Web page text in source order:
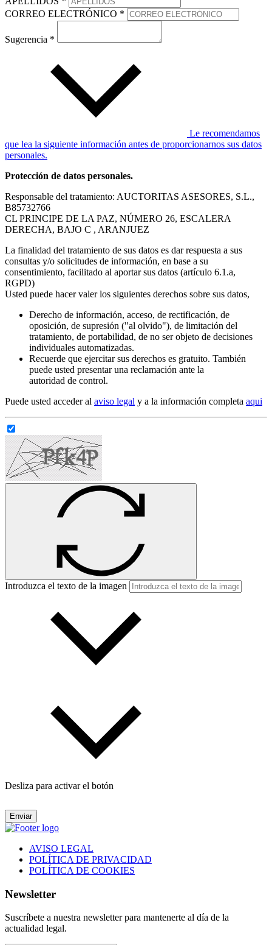
CORREO ELECTRÓNICO *
Sugerencia *
Le recomendamos
que lea la siguiente información antes de proporcionarnos sus datos
personales.
Protección de datos personales.
Responsable del tratamiento: AUCTORITAS ASESORES, S.L.,
B85732766
CL PRINCIPE DE LA PAZ, NÚMERO 26, ESCALERA
DERECHA, BAJO C , ARANJUEZ
La finalidad del tratamiento de sus datos es dar respuesta a sus
consultas y/o solicitudes de información, en base a su
consentimiento, facilitado al aportar sus datos (artículo 6.1.a,
RGPD)
Usted puede hacer valer los siguientes derechos sobre sus datos,
Derecho de información, acceso, de rectificación, de
oposición, de supresión ("al olvido"), de limitación del
tratamiento, de portabilidad, de no ser objeto de decisiones
individuales automatizadas.
Recuerde que ejercitar sus derechos es gratuito. También
puede usted presentar una reclamación ante la
autoridad de control.
Puede usted acceder al aviso legal y a la información completa aqui
Introduzca el texto de la imagen
Desliza para activar el botón
Enviar
AVISO LEGAL
POLÍTICA DE PRIVACIDAD
POLÍTICA DE COOKIES
Newsletter
Suscríbete a nuestra newsletter para mantenerte al día de la
actualidad legal.